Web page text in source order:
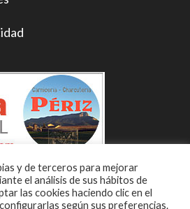
y de terceros para mejorar
el análisis de sus hábitos de
las cookies haciendo clic en el
según sus preferencias.